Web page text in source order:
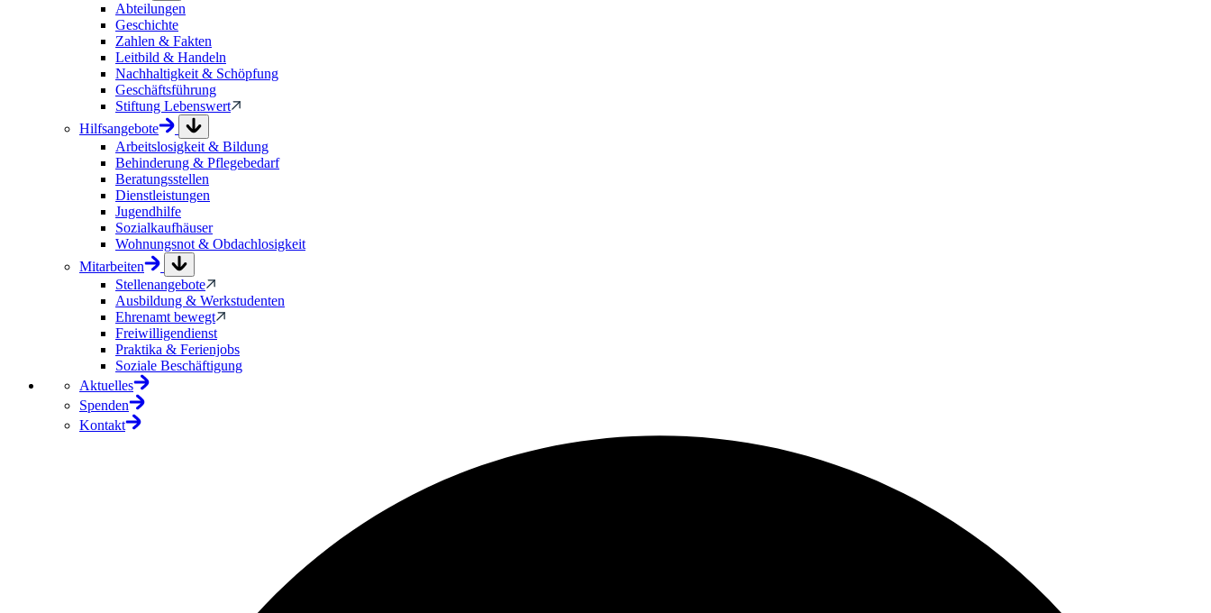
Abteilungen
Geschichte
Zahlen & Fakten
Leitbild & Handeln
Nachhaltigkeit & Schöpfung
Geschäftsführung
Stiftung Lebenswert
Hilfsangebote
Arbeitslosigkeit & Bildung
Behinderung & Pflegebedarf
Beratungsstellen
Dienstleistungen
Jugendhilfe
Sozialkaufhäuser
Wohnungsnot & Obdachlosigkeit
Mitarbeiten
Stellenangebote
Ausbildung & Werkstudenten
Ehrenamt bewegt
Freiwilligendienst
Praktika & Ferienjobs
Soziale Beschäftigung
Aktuelles
Spenden
Kontakt